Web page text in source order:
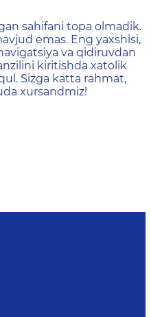
не
sahifani topa olmadik.
emas. Eng yaxshisi,
va qidiruvdan
kiritishda xatolik
Sizga katta rahmat,
xursandmiz!